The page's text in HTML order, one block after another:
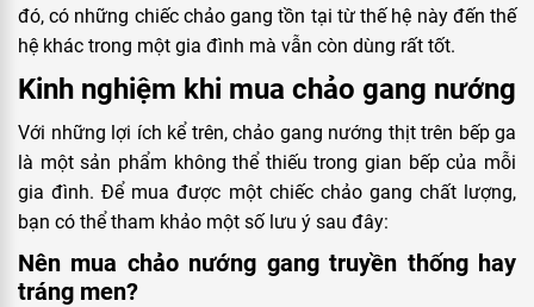
đó, có những chiếc chảo gang tồn tại từ thế hệ này đến thế
hệ khác trong một gia đình mà vẫn còn dùng rất tốt.
Kinh nghiệm khi mua chảo gang nướng
Với những lợi ích kể trên, chảo gang nướng thịt trên bếp ga
là một sản phẩm không thể thiếu trong gian bếp của mỗi
gia đình. Để mua được một chiếc chảo gang chất lượng,
bạn có thể tham khảo một số lưu ý sau đây:
Nên mua chảo nướng gang truyền thống hay
tráng men?